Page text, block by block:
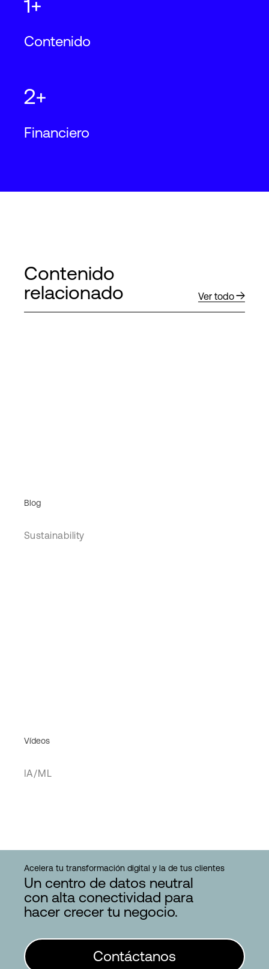
1+
Contenido
2+
Financiero
Contenido
relacionado
Ver todo
Blog
Sustainability
Vídeos
IA/ML
Acelera tu transformación digital y la de tus clientes
Un centro de datos neutral
con alta conectividad para
hacer crecer tu negocio.
Contáctanos